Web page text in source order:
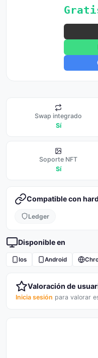
Swap integrado
Sí
Soporte NFT
Sí
Compatible con
Ledger
Disponible en
Ios Android
Valoración de
Inicia sesión para valorar